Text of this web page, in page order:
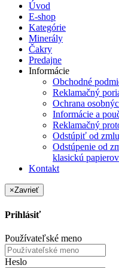
Úvod
E-shop
Kategórie
Minerály
Čakry
Predajne
Informácie
Obchodné
Reklamačný
Ochrana
Informácie a
Reklamačný
Odstúpiť od
Odstúpenie od
klasickú
Kontakt
×Zavrieť
Prihlásiť
Používateľské meno
Heslo